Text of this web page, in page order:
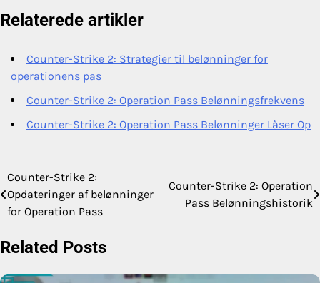
Relaterede artikler
Counter-Strike 2: Strategier til belønninger for
operationens pas
Counter-Strike 2: Operation Pass Belønningsfrekvens
Counter-Strike 2: Operation Pass Belønninger Låser Op
Post
navigation
Counter-Strike 2:
Opdateringer af belønninger
for Operation Pass
Counter-Strike 2: Operation
Pass Belønningshistorik
Related Posts